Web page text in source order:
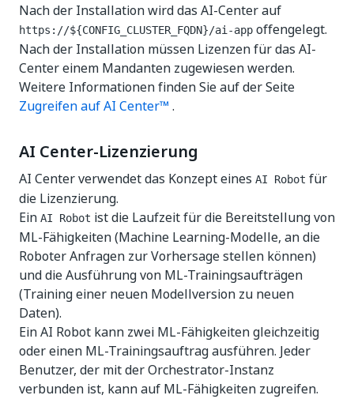
Nach der Installation wird das AI-Center auf
https://${CONFIG_CLUSTER_FQDN}/ai-app offengelegt.
Nach der Installation müssen Lizenzen für das AI-
Center einem Mandanten zugewiesen werden.
Weitere Informationen finden Sie auf der Seite
Zugreifen auf AI Center™ .
AI Center-Lizenzierung
AI Center verwendet das Konzept eines AI Robot für
die Lizenzierung.
Ein AI Robot ist die Laufzeit für die Bereitstellung von
ML-Fähigkeiten (Machine Learning-Modelle, an die
Roboter Anfragen zur Vorhersage stellen können)
und die Ausführung von ML-Trainingsaufträgen
(Training einer neuen Modellversion zu neuen
Daten).
Ein AI Robot kann zwei ML-Fähigkeiten gleichzeitig
oder einen ML-Trainingsauftrag ausführen. Jeder
Benutzer, der mit der Orchestrator-Instanz
verbunden ist, kann auf ML-Fähigkeiten zugreifen.